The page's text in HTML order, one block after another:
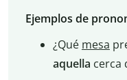
Ejemplos de
¿Qué mesa
aquella cerca